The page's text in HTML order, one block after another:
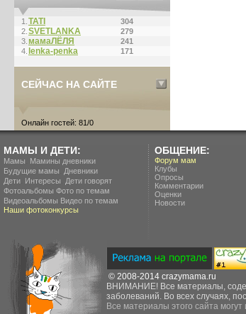
1. ТАТI
304
2. SVETLANKA
279
3. мамаЛЁЛЯ
241
4. lenka-penka 171
СЕЙЧАС НА САЙТЕ
Онлайн гостей: 81/0
МАМЫ И ДЕТИ:
Мамы
Мамины дневники
Будущие мамы
Дневники
Дети Интересы
Дети говорят
Фотоальбомы Фото по темам
Видеоальбомы Видео по темам
Наши фотоконкурсы
ОБЩЕНИЕ:
Форум мам
Клубы
Опросы
Комментарии
Оценки
Новости
© 2008-2014 crazymama.ru
ВНИМАНИЕ! Все материалы,
заболеваний. Во всех случаях,
Все материалы этого сайта